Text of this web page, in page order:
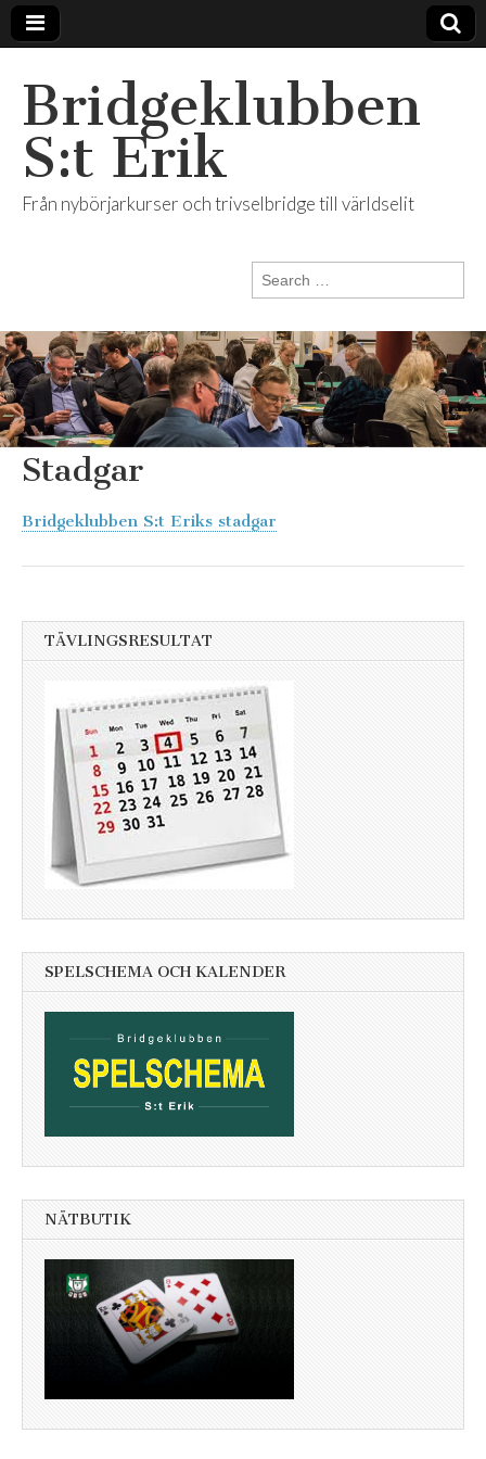
Bridgeklubben
S:t Erik
Från nybörjarkurser och trivselbridge till världselit
Search
for:
Stadgar
Bridgeklubben S:t Eriks stadgar
TÄVLINGSRESULTAT
SPELSCHEMA OCH KALENDER
NÄTBUTIK